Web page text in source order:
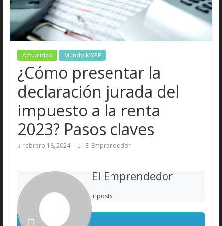
Actualidad Mundo MYPE
¿Cómo presentar la
declaración jurada del
impuesto a la renta
2023? Pasos claves
febrero 18, 2024 El Emprendedor
El Emprendedor
+ posts